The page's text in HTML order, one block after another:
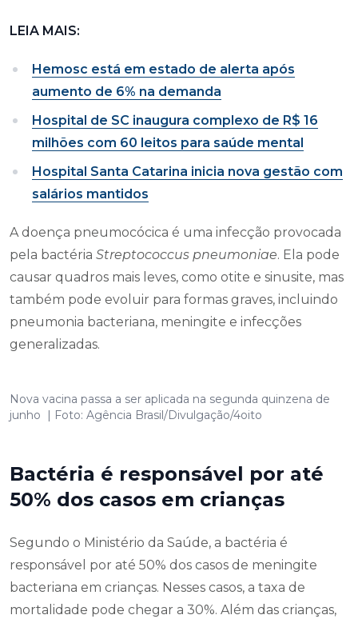
LEIA MAIS:
Hemosc está em estado de alerta após
aumento de 6% na demanda
Hospital de SC inaugura complexo de R$ 16
milhões com 60 leitos para saúde mental
Hospital Santa Catarina inicia nova gestão com
salários mantidos
A doença pneumocócica é uma infecção provocada
pela bactéria Streptococcus pneumoniae. Ela pode
causar quadros mais leves, como otite e sinusite, mas
também pode evoluir para formas graves, incluindo
pneumonia bacteriana, meningite e infecções
generalizadas.
Nova vacina passa a ser aplicada na segunda quinzena de
junho | Foto: Agência Brasil/Divulgação/4oito
Bactéria é responsável por até
50% dos casos em crianças
Segundo o Ministério da Saúde, a bactéria é
responsável por até 50% dos casos de meningite
bacteriana em crianças. Nesses casos, a taxa de
mortalidade pode chegar a 30%. Além das crianças,